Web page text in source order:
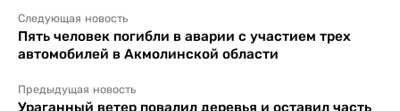
Следующая новость
Пять человек погибли в аварии с участием трех
автомобилей в Акмолинской области
Предыдущая новость
Ураганный ветер повалил деревья и оставил часть